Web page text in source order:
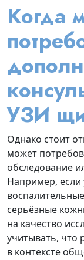
Когда
УЗИ
Однако стоит
может
обследование
Например, если
серьёзные
на качество
учитывать, что
в контексте